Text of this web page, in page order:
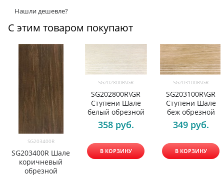
Нашли дешевле?
С этим товаром покупают
SG203400R
SG203400R Шале
коричневый
обрезной
SG202800R\GR
SG202800R\GR
Ступени Шале
белый обрезной
358 руб.
В КОРЗИНУ
SG203100R\GR
SG203100R\GR
Ступени Шале
беж обрезной
349 руб.
В КОРЗИНУ